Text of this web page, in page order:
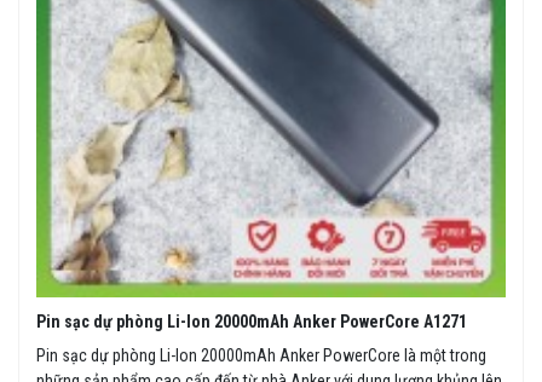
Pin sạc dự phòng Li-Ion 20000mAh Anker PowerCore A1271
Pin sạc dự phòng Li-Ion 20000mAh Anker PowerCore là một trong